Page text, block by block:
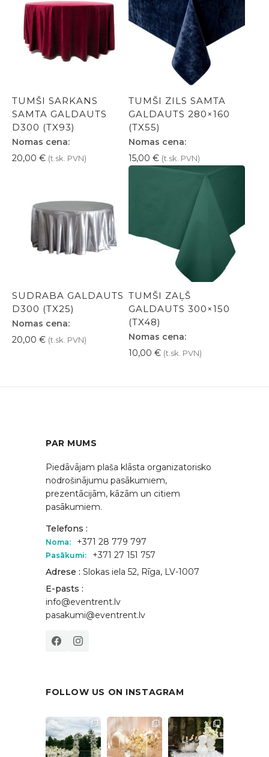
TUMŠI SARKANS
SAMTA GALDAUTS
D300 (TX93)
Nomas cena:
20,00 € (t.sk. PVN)
TUMŠI ZILS SAMTA
GALDAUTS 280×160
(TX55)
Nomas cena:
15,00 € (t.sk. PVN)
SUDRABA GALDAUTS
D300 (TX25)
Nomas cena:
20,00 € (t.sk. PVN)
TUMŠI ZAĻŠ
GALDAUTS 300×150
(TX48)
Nomas cena:
10,00 € (t.sk. PVN)
PAR MUMS
Piedāvājam plaša klāsta organizatorisko
nodrošinājumu pasākumiem,
prezentācijām, kāzām un citiem
pasākumiem.
Telefons :
Noma: +371 28 779 797
Pasākumi:
+371 27 151 757
Adrese : Slokas iela 52, Rīga, LV-1007
E-pasts :
info@eventrent.lv
pasakumi@eventrent.lv
FOLLOW US ON INSTAGRAM